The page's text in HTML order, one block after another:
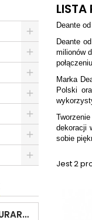
ZAPRAWA MURARSKA VM 01 T 25KG SZARA QUICK-MIX
LISTA
Deante
Deante
milionów
Marka
Polski
dekoracji
sobie
Jest 2